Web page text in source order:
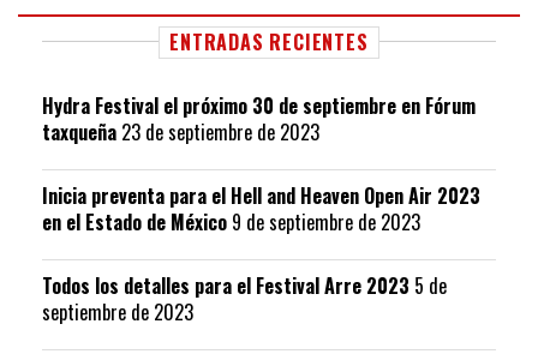
ENTRADAS RECIENTES
Hydra Festival el próximo 30 de septiembre en Fórum
taxqueña 23 de septiembre de 2023
Inicia preventa para el Hell and Heaven Open Air 2023
en el Estado de México 9 de septiembre de 2023
Todos los detalles para el Festival Arre 2023 5 de
septiembre de 2023